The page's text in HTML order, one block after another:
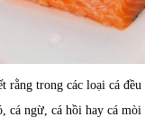
rằng trong các loại cá
cá ngừ, cá hồi hay cá